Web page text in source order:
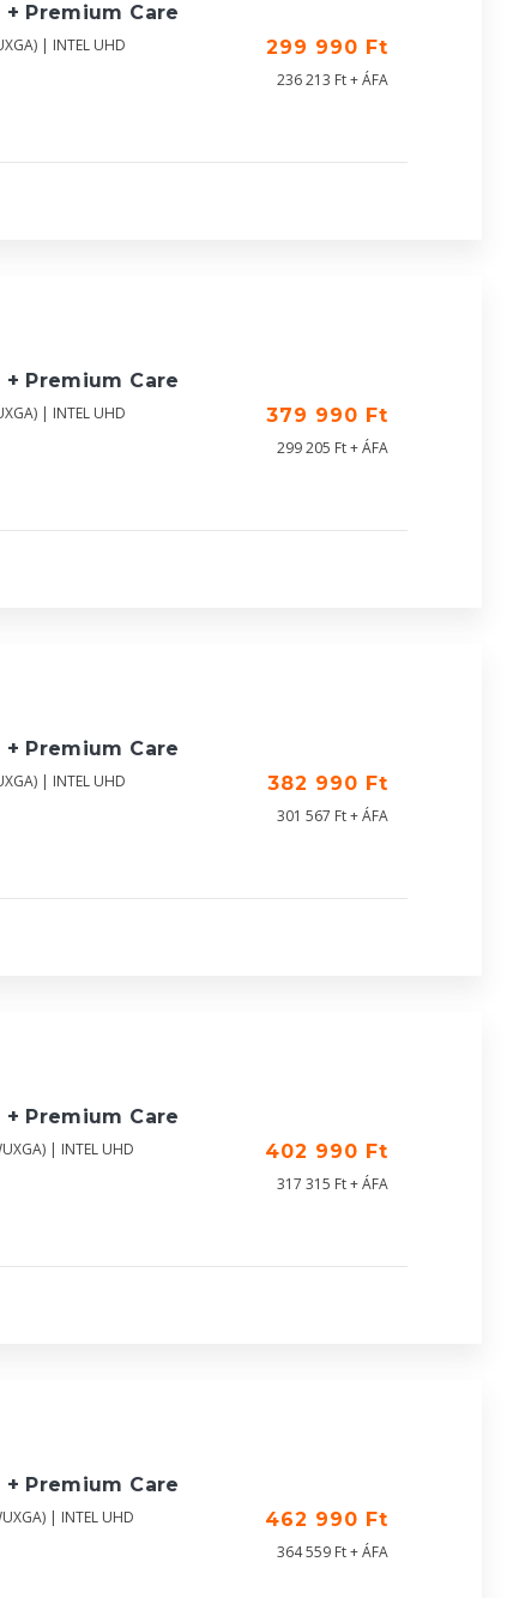
+ Premium Care
| INTEL UHD
299 990 Ft
236 213 Ft + ÁFA
+ Premium Care
| INTEL UHD
379 990 Ft
299 205 Ft + ÁFA
+ Premium Care
| INTEL UHD
382 990 Ft
301 567 Ft + ÁFA
+ Premium Care
| INTEL UHD
402 990 Ft
317 315 Ft + ÁFA
+ Premium Care
| INTEL UHD
462 990 Ft
364 559 Ft + ÁFA